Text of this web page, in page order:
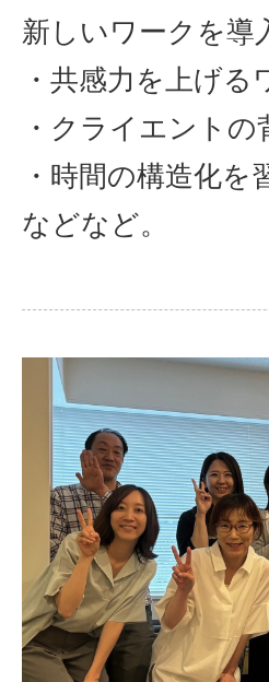
新しいワークを導
・共感力を上げる
・クライエント
・時間の構造化を
などなど。